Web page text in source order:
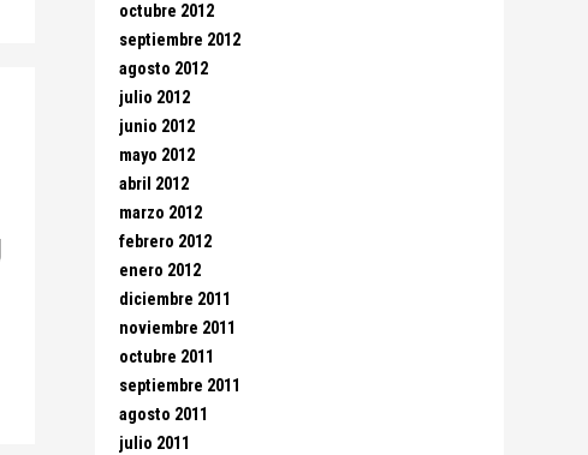
octubre 2012
septiembre 2012
agosto 2012
julio 2012
junio 2012
mayo 2012
abril 2012
marzo 2012
febrero 2012
enero 2012
diciembre 2011
noviembre 2011
octubre 2011
septiembre 2011
agosto 2011
julio 2011